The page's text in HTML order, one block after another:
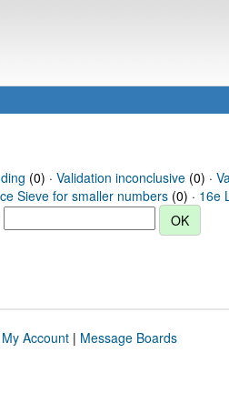
(0) · Validation inconclusive(0) ·
Sieve for smaller numbers (0) · 16e
My Account| Message Boards